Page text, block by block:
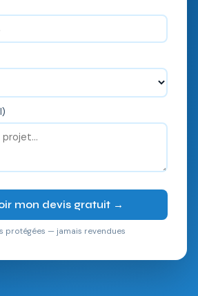
mon devis gratuit →
protégées — jamais revendues